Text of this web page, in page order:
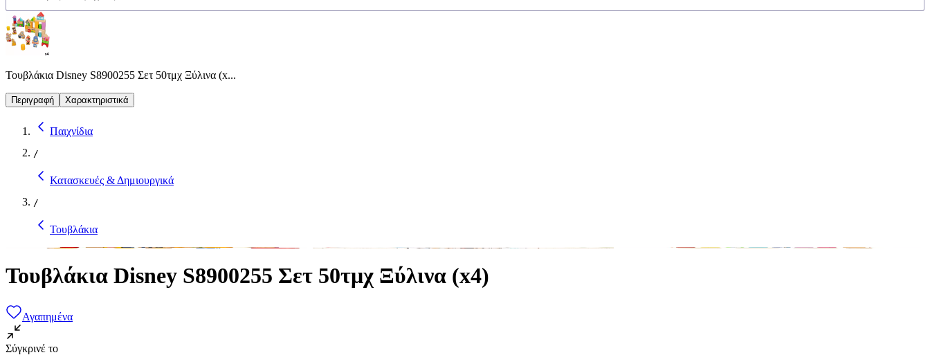
Τουβλάκια Disney S8900255 Σετ 50τμχ Ξύλινα (x...
Περιγραφή Χαρακτηριστικά
Παιχνίδια
/
Κατασκευές & Δημιουργικά
/
Τουβλάκια
Τουβλάκια Disney S8900255 Σετ 50τμχ Ξύλινα (x4)
Αγαπημένα
Σύγκρινέ το